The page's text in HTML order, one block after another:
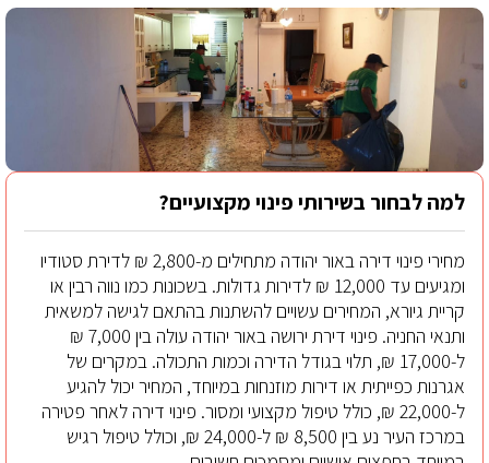
למה לבחור בשירותי פינוי מקצועיים?
מחירי פינוי דירה באור יהודה מתחילים מ-2,800 ₪ לדירת סטודיו
ומגיעים עד 12,000 ₪ לדירות גדולות. בשכונות כמו נווה רבין או
קריית גיורא, המחירים עשויים להשתנות בהתאם לגישה למשאית
ותנאי החניה. פינוי דירת ירושה באור יהודה עולה בין 7,000 ₪
ל-17,000 ₪, תלוי בגודל הדירה וכמות התכולה. במקרים של
אגרנות כפייתית או דירות מוזנחות במיוחד, המחיר יכול להגיע
ל-22,000 ₪, כולל טיפול מקצועי ומסור. פינוי דירה לאחר פטירה
במרכז העיר נע בין 8,500 ₪ ל-24,000 ₪, וכולל טיפול רגיש